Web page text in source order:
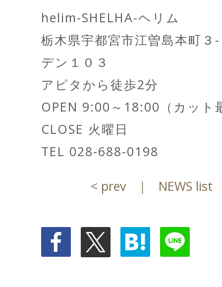
helim-SHELHA-ヘリム
栃木県宇都宮市江曽島本町
デン１０３
アピタから徒歩2分
OPEN 9:00～18:00（カット
CLOSE 火曜日
TEL 028-688-0198
< prev｜ NEWS list